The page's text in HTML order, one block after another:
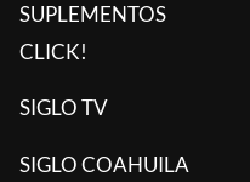
SUPLEMENTOS
CLICK!
SIGLO TV
SIGLO COAHUILA